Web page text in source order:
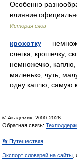
Особенно
влияние
История слов
крохотку —
слегка, крошечку,
немножечко, каплю,
маленько, чуть,
одну каплю,
© Академик, 2000-2026
Обратная связь:
👣 Путешествия
Экспорт словарей на сайты